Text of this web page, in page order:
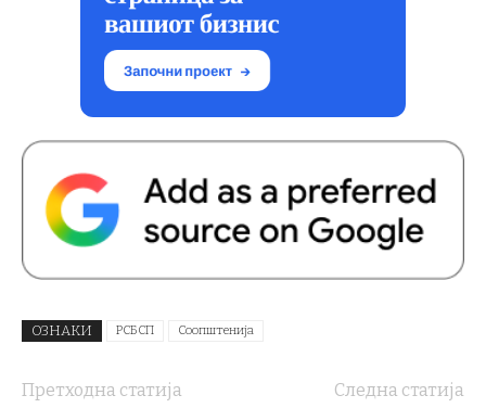
ОЗНАКИ РСБСП Соопштенија
Претходна статија
Следна статија